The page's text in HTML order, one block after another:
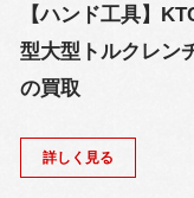
【ハンド工具】
型大型トルクレン
の買取
詳しく見る